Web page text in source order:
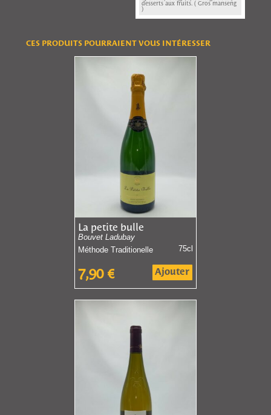
desserts aux fruits. ( Gros manseng
)
CES PRODUITS POURRAIENT VOUS INTÉRESSER
La petite bulle
Bouvet Ladubay
Méthode Traditionelle
75cl
7,90 € Ajouter